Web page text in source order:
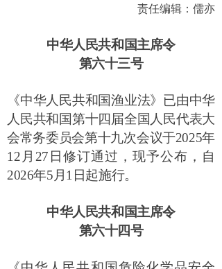
责任编辑：儒亦
中华人民共和国主席令
第六十三号
《中华人民共和国渔业法》已由中华
人民共和国第十四届全国人民代表大
会常务委员会第十九次会议于2025年
12 月 27 日修订通过，现予公布，自
2026年5 月 1 日起施行。
中华人民共和国主席令
第六十四号